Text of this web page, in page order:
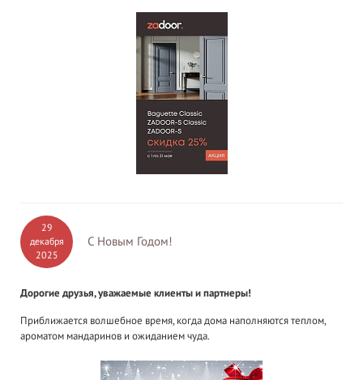
29
декабря
2025
С Новым Годом!
Дорогие друзья, уважаемые клиенты и партнеры!
Приближается волшебное время, когда дома наполняются теплом,
ароматом мандаринов и ожиданием чуда.